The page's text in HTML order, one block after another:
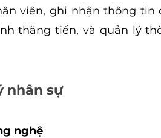
viên, ghi nhận thông tin
thăng tiến, và quản lý
nhân sự
nghệ